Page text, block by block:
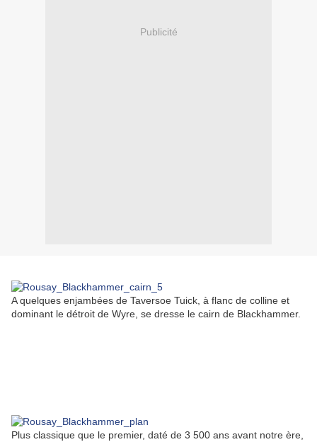
Publicité
A quelques enjambées de Taversoe Tuick, à flanc de colline et
dominant le détroit de Wyre, se dresse le cairn de Blackhammer.
Plus classique que le premier, daté de 3 500 ans avant notre ère,